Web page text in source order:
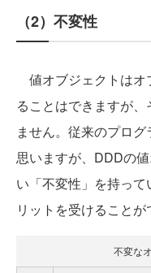
（2）不変性
値オブジェクトはオ
ることはできますが
ません。従来のプロ
思いますが、DDDの
い「不変性」を持っ
リットを受けることが
不変な